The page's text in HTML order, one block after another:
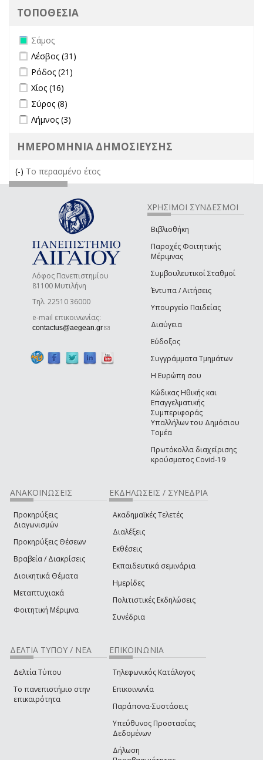
ΤΟΠΟΘΕΣΙΑ
Remove Σάμος filter
Σάμος
Apply Λέσβος filter
Λέσβος (31)
Apply Ρόδος filter
Ρόδος (21)
Apply Χίος filter
Χίος (16)
Apply Σύρος filter
Σύρος (8)
Apply Λήμνος filter
Λήμνος (3)
ΗΜΕΡΟΜΗΝΙΑ ΔΗΜΟΣΙΕΥΣΗΣ
(-) Remove Το περασμένο έτος filter
Το περασμένο έτος
Λόφος Πανεπιστημίου
81100 Μυτιλήνη
Τηλ. 22510 36000
e-mail επικοινωνίας:
contactus@aegean.gr(link sends e-mail)
ΧΡΗΣΙΜΟΙ ΣΥΝΔΕΣΜΟΙ
Βιβλιοθήκη
Παροχές Φοιτητικής
Μέριμνας
Συμβουλευτικοί Σταθμοί
Έντυπα / Αιτήσεις
Υπουργείο Παιδείας
Διαύγεια
Εύδοξος
Συγγράμματα Τμημάτων
Η Ευρώπη σου
Κώδικας Ηθικής και
Επαγγελματικής
Συμπεριφοράς
Υπαλλήλων του Δημόσιου
Τομέα
Πρωτόκολλα διαχείρισης
κρούσματος Covid-19
ΑΝΑΚΟΙΝΩΣΕΙΣ
Προκηρύξεις
Διαγωνισμών
Προκηρύξεις Θέσεων
Βραβεία / Διακρίσεις
Διοικητικά Θέματα
Μεταπτυχιακά
Φοιτητική Μέριμνα
ΕΚΔΗΛΩΣΕΙΣ / ΣΥΝΕΔΡΙΑ
Ακαδημαϊκές Τελετές
Διαλέξεις
Εκθέσεις
Εκπαιδευτικά σεμινάρια
Ημερίδες
Πολιτιστικές Εκδηλώσεις
Συνέδρια
ΔΕΛΤΙΑ ΤΥΠΟΥ / ΝΕΑ
Δελτία Τύπου
Το πανεπιστήμιο στην
επικαιρότητα
ΕΠΙΚΟΙΝΩΝΙΑ
Τηλεφωνικός Κατάλογος
Επικοινωνία
Παράπονα-Συστάσεις
Υπεύθυνος Προστασίας
Δεδομένων
Δήλωση